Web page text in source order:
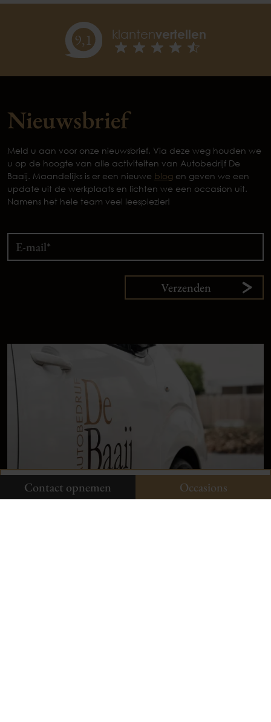
Contact opnemen
9,1 klantenvertellen
Nieuwsbrief
Meld u aan voor onze nieuwsbrief. Via deze weg houden we
u op de hoogte van alle activiteiten van Autobedrijf De
Baaij. Maandelijks is er een nieuwe blog en geven we een
update uit de werkplaats en lichten we een occasion uit.
Namens het hele team veel leesplezier!
Verzenden
Contact opnemen Occasions
9,1
klanten vertellen
Plan uw onderhoud
Onze occasions